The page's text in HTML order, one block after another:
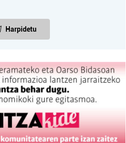
Harpidetu